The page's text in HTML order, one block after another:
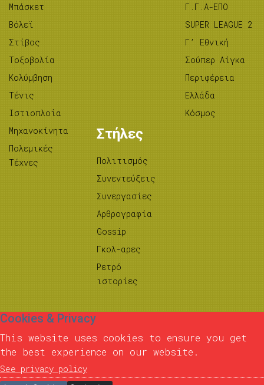
Μπάσκετ
Βόλεϊ
Στίβος
Tοξοβολία
Κολύμβηση
Τένις
Ιστιοπλοΐα
Μηχανοκίνητα
Πολεμικές
Τέχνες
Γ.Γ.Α-ΕΠΟ
SUPER LEAGUE 2
Γ’ Εθνική
Σούπερ Λίγκα
Περιφέρεια
Ελλάδα
Κόσμος
Στήλες
Πολιτισμός
Συνεντεύξεις
Συνεργασίες
Αρθρογραφία
Gossip
Γκολ-αρες
Ρετρό
ιστορίες
Cookies & Privacy
This website uses cookies to ensure you get
the best experience on our website.
See privacy policy